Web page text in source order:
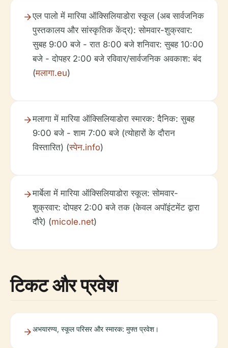
एल पालो में मारिया ऑक्सिलियाडोरा स्कूल (अब सार्वजनिक
पुस्तकालय और सांस्कृतिक केंद्र): सोमवार-शुक्रवार:
सुबह 9:00 बजे - रात 8:00 बजे शनिवार: सुबह 10:00
बजे - दोपहर 2:00 बजे रविवार/सार्वजनिक अवकाश: बंद
(मलागा.eu)
मलागा में मारिया ऑक्सिलियाडोरा स्मारक: दैनिक: सुबह
9:00 बजे - शाम 7:00 बजे (त्योहारों के दौरान
विस्तारित) (स्पेन.info)
मार्बेला में मारिया ऑक्सिलियाडोरा स्कूल: सोमवार-
शुक्रवार: दोपहर 2:00 बजे तक (केवल अपॉइंटमेंट द्वारा
दौरे) (micole.net)
टिकट और प्रवेश
अभयारण्य, स्कूल परिसर और स्मारक: मुफ्त प्रवेश।